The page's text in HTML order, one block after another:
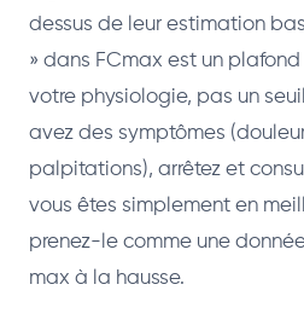
dessus de leur estimation
» dans FCmax est un
votre physiologie, pas un
avez des symptômes
palpitations), arrêtez et
vous êtes simplement en
prenez-le comme une
max à la hausse.